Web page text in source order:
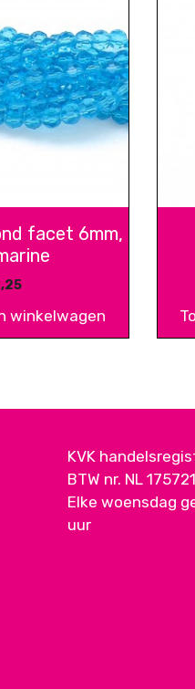
facet 6mm,
winkelwagen
KVK
BTW nr. NL
Elke woensdag
uur